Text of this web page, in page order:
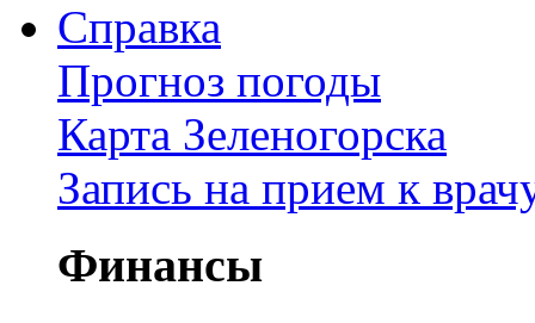
Справка
Прогноз погоды
Карта Зеленогорска
Запись на прием к
Финансы